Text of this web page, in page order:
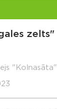
zelts"
"Kolnasāta"